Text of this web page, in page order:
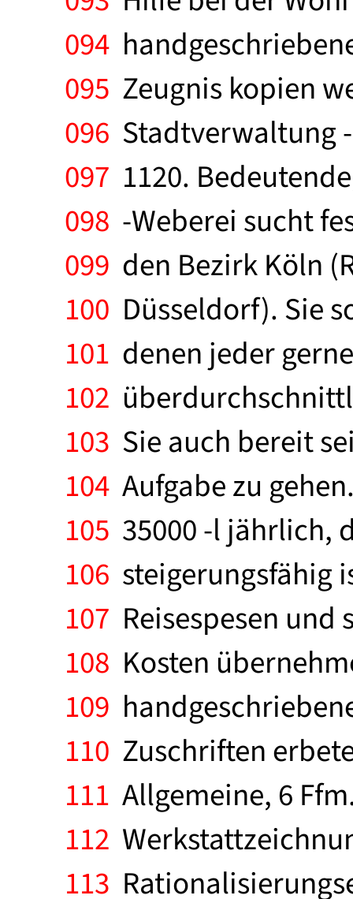
094
095 Zeugnis kopien
096 Stadtverwaltung
097 1120.
098 -Weberei sucht
099 den Bezirk Köln
100 Düsseldorf). Sie
101 denen jeder
102
103 Sie auch bereit
104 Aufgabe zu
105 35000 -l jährlich,
106 steigerungsfähig
107 Reisespesen
108 Kosten
109
110 Zuschriften
111 Allgemeine, 6
112
113